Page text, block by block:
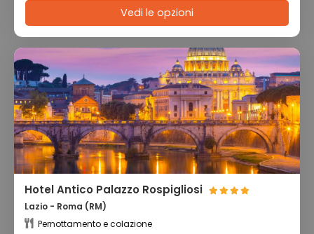
Vedi le opzioni
Hotel Antico Palazzo Rospigliosi
Lazio - Roma (RM)
Pernottamento e colazione